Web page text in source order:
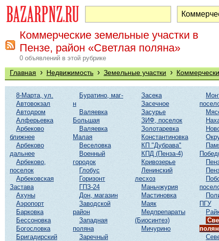
Коммерческие земельные участки в
Пензе, район «Светлая поляна»
0 объявлений в этой рубрике
Главная › Недвижимость › Земельные участки ›
8-Марта, ул.
Автовокзал
Автодром
Алферьевка
Арбеково
ближнее
Арбеково
дальнее
Арбеково,
поселок
Арбековская
Застава
Ахуны
Аэропорт
Барковка
Бессоновка
Богословка
Бригадирский
Буратино, маг-
н
Валяевка
Большая
Валяевка
Малая
Веселовка
Военный
городок
Глобус
Горизонт
ГПЗ-24
Дон, магазин
Заводской
район
Западная
поляна
Заречный
Засека
Засечное
Засурье
ЗИФ, поселок
Золотаревка
Константиновка
КП "Дубрава"
КПД (Пенза-4)
Кривозерье
Ленинский
лесхоз
Маньчжурия
Мастиновка
Маяк
Медпрепараты
(Биосинтез)
Мичурино
ПГУ